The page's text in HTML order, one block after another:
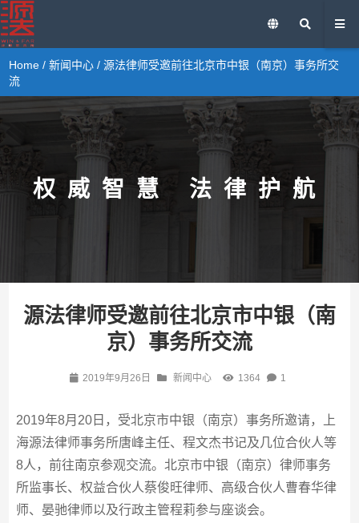
Home /新闻中心 / 源法律师受邀前往北京市中银（南京）事务所交
流
权威智慧 法律护航
源法律师受邀前往北京市中银（南
京）事务所交流
2019年9月26日 新闻中心 1364 1
2019年8月20日，受北京市中银（南京）事务所邀请，上
海源法律师事务所唐峰主任、程文杰书记及几位合伙人等
8人，前往南京参观交流。北京市中银（南京）律师事务
所监事长、权益合伙人蔡俊旺律师、高级合伙人曹春华律
师、晏驰律师以及行政主管程莉参与座谈会。